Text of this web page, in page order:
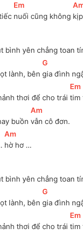
[Em
nuối cũng không
[
bình yên chẳng toan
lành, bên
[
G
gia đình
thơi để cho trái
[Em
tim
buồn
[
Am
vẫn cô đơn.
[
Am
hờ hơ ...
bình yên chẳng toan
lành, bên
[
G
gia đình
thơi để cho trái
[Em
tim